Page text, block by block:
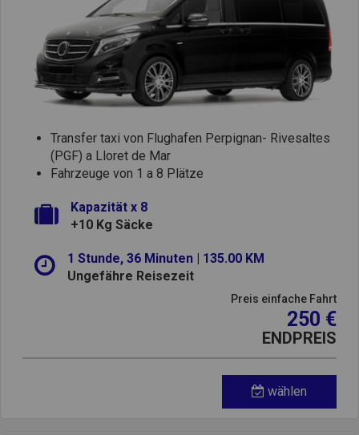
Transfer taxi von Flughafen Perpignan- Rivesaltes
(PGF) a Lloret de Mar
Fahrzeuge von 1 a 8 Plätze
Kapazität x 8
+10 Kg Säcke
1 Stunde, 36 Minuten | 135.00 KM
Ungefähre Reisezeit
Preis einfache Fahrt
250 €
ENDPREIS
wählen